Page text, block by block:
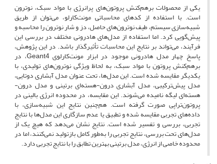
یکی از محصولات برهم‌کنش پروتون‌های پرانرژی با مواد سبک، نوترون
است. با استفاده از کدهای محاسباتی مونت‌کارلو، می‌توان از طریق
شبیه‌سازی سیستم، طیف نوترون‌های حاصل، دز و شار نوترون را محاسبه و
پیش‌گویی کرد. اما استفاده از مدل‌های هادرونی مختلف در بررسی این
فرآیند، می‌تواند بر نتایج این محاسبات تأثیرگذار باشد. در این پژوهش،
پاسخ چهار مدل هادرونی موجود در ابزار مونت‌کارلوی Geant4، در
برهم‌کنش پروتون با مواد سبک، به لحاظ ویژگی نوترون‌های تولیدی، با
یکدیگر مقایسه شده است. این مدل‌ها، تحت عنوان مدل آبشاری دوتایی،
مدل پیش‌ترکیبی، مدل آبشاری درون-هسته‌ای برتینی و مدل درون-
هسته‌ای لیگه نامیده می‌شوند. این مقایسه، در محدوده انرژی بالینی در
پروتون‌تراپی صورت گرفته است. هم‌چنین نتایج این شبیه‌سازی، با
داده‌های تجربی مقایسه شده و تطبیق یا عدم سازگاری این مدل‌ها با نتایج
تجربی، بررسی و تفسیر شده است. نتایج نشان می‌دهد که هیچ ‌یک از
مدل‌های تحت بررسی، نتایج تجربی را به‌طور کامل بازتولید نمی‌کنند، اما در
محدوده خاصی از انرژی، مدل برتینی بهترین تطابق را با نتایج تجربی دارد.